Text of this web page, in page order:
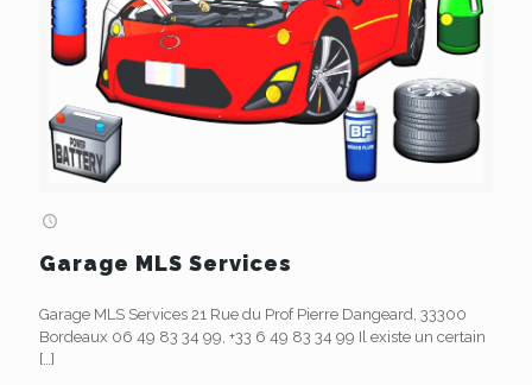
Garage MLS Services
Garage MLS Services 21 Rue du Prof Pierre Dangeard, 33300
Bordeaux 06 49 83 34 99, +33 6 49 83 34 99 Il existe un certain
[…]